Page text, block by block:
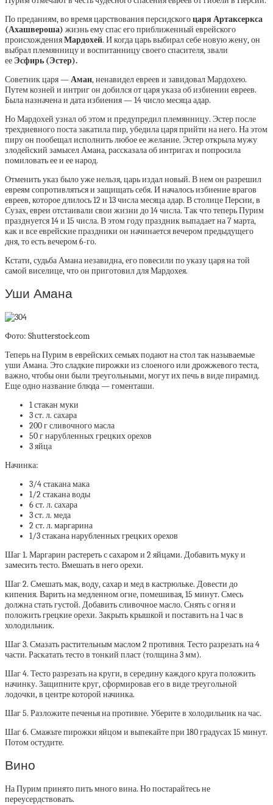
По преданиям, во время царствования персидскогоцаря Артаксеркса
(Ахашвероша) жизнь ему спас его приближенный еврейского
происхожденияМардохей. И когда царь выбирал себе новую жену, он
выбрал племянницу и воспитанницу своего спасителя, звали
ее Эсфирь (Эстер).
Советник царя —Аман, ненавидел евреев и завидовал Мардохею.
Путем козней и интриг он добился от царя указа об избиении евреев.
Была назначена и дата избиения — 14 число месяца адар.
Но Мардохей узнал об этом и предупредил племянницу. Эстер после
трехдневного поста закатила пир, убедила царя прийти на него. На этом
пиру он пообещал исполнить любое ее желание. Эстер открыла мужу
злодейский замысел Амана, рассказала об интригах и попросила
помиловать ее и ее народ.
Отменить указ было уже нельзя, царь издал новый. В нем он разрешил
евреям сопротивляться и защищать себя. И началось избиение врагов
евреев, которое длилось 12 и 13 числа месяца адар. В столице Персии, в
Сузах, евреи отстаивали свои жизни до 14 числа. Так что теперь Пурим
празднуется 14 и 15 числа. В этом году праздник выпадает на 7 марта,
как и все еврейские праздники он начинается вечером предыдущего
дня, то есть вечером 6-го.
Кстати, судьба Амана незавидна, его повесили по указу царя на той
самой виселице, что он приготовил для Мардохея.
Уши Амана
Фото: Shutterstock.com
Теперь на Пурим в еврейских семьях подают на стол так называемые
уши Амана. Это сладкие пирожки из слоеного или дрожжевого теста,
важно, чтобы они были треугольными, могут их печь в виде пирамид.
Еще одно название блюда — гоменташи.
1 стакан муки
3 ст. л. сахара
200 г сливочного масла
50 г нарубленных грецких орехов
3 яйца
Начинка:
3/4 стакана мака
1/2 стакана воды
6 ст. л. сахара
3 ст. л. меда
2 ст. л. маргарина
1/3 стакана нарубленных грецких орехов
Шаг 1. Маргарин растереть с сахаром и 2 яйцами. Добавить муку и
замесить тесто. Вмешать в него орехи.
Шаг 2. Смешать мак, воду, сахар и мед в кастрюльке. Довести до
кипения. Варить на медленном огне, помешивая, 15 минут. Смесь
должна стать густой. Добавить сливочное масло. Снять с огня и
положить грецкие орехи. Закрыть крышкой и поставить на 1 час в
холодильник.
Шаг 3. Смазать растительным маслом 2 противня. Тесто разрезать на 4
части. Раскатать тесто в тонкий пласт (толщина 3 мм).
Шаг 4. Тесто разрезать на круги, в середину каждого круга положить
начинку. Защипните круг, сформировав его в виде треугольной
лодочки, в центре которой начинка.
Шаг 5. Разложите печенья на противне. Уберите в холодильник на час.
Шаг 6. Смажьте пирожки яйцом и выпекайте при 180 градусах 15 минут.
Потом остудите.
Вино
На Пурим принято пить много вина. Но постарайтесь не
переусердствовать.